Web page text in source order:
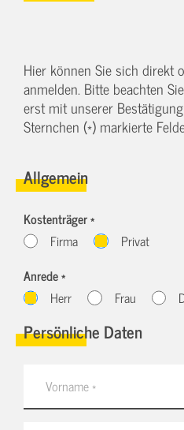
Hier können Sie sich direkt
anmelden. Bitte beachten
erst mit unserer
Sternchen (*) markierte
Allgemein
Kostenträger *
Firma
Privat
Anrede *
Herr
Frau
Persönliche Daten